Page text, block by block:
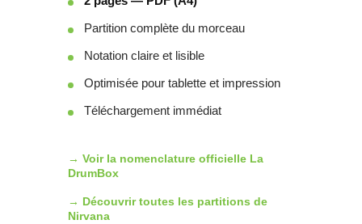
Partition complète du morceau
Notation claire et lisible
Optimisée pour tablette et impression
Téléchargement immédiat
→ Voir la nomenclature officielle La
DrumBox
→ Découvrir toutes les partitions de
Nirvana